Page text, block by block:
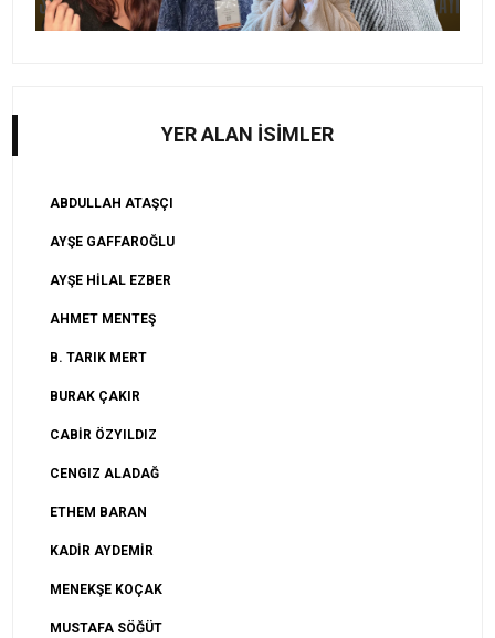
YER ALAN İSİMLER
ABDULLAH ATAŞÇI
AYŞE GAFFAROĞLU
AYŞE HİLAL EZBER
AHMET MENTEŞ
B. TARIK MERT
BURAK ÇAKIR
CABİR ÖZYILDIZ
CENGIZ ALADAĞ
ETHEM BARAN
KADİR AYDEMİR
MENEKŞE KOÇAK
MUSTAFA SÖĞÜT